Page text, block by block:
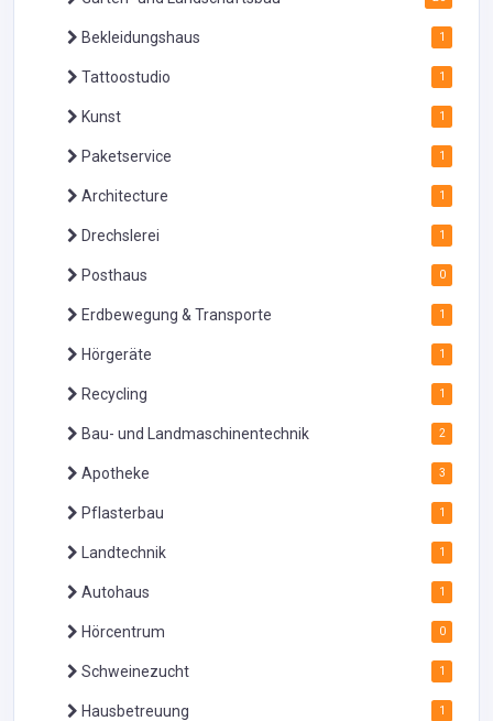
Bekleidungshaus 1
Tattoostudio 1
Kunst 1
Paketservice 1
Architecture 1
Drechslerei 1
Posthaus 0
Erdbewegung & Transporte 1
Hörgeräte 1
Recycling 1
Bau- und Landmaschinentechnik 2
Apotheke 3
Pflasterbau 1
Landtechnik 1
Autohaus 1
Hörcentrum 0
Schweinezucht 1
Hausbetreuung 1